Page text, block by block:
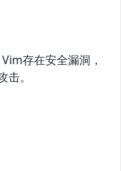
存在安全漏洞，
。